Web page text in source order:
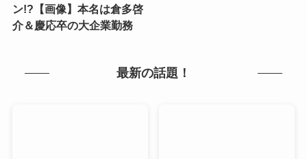
ン!?【画像】本名は倉多啓
介＆慶応卒の大企業勤務
最新の話題！